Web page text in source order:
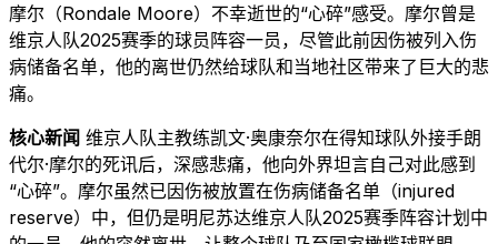
摩尔（Rondale Moore）不幸逝世的“心碎”感受。摩尔曾是
维京人队2025赛季的球员阵容一员，尽管此前因伤被列入伤
病储备名单，他的离世仍然给球队和当地社区带来了巨大的悲
痛。
核心新闻 维京人队主教练凯文·奥康奈尔在得知球队外接手朗
代尔·摩尔的死讯后，深感悲痛，他向外界坦言自己对此感到
“心碎”。摩尔虽然已因伤被放置在伤病储备名单（injured
reserve）中，但仍是明尼苏达维京人队2025赛季阵容计划中